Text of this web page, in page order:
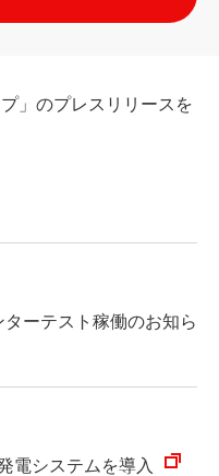
」のプレスリリースを
ーテスト稼働のお知ら
電システムを導入